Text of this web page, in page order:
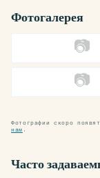
Фотогалерея
📷
📷
Фотографии скоро
нам .
Часто